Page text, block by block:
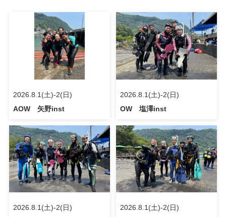
2026.8.1(土)-2(日)
AOW 矢野inst
2026.8.1(土)-2(日)
OW 塩澤inst
2026.8.1(土)-2(日)
2026.8.1(土)-2(日)